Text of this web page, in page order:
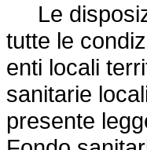
Le
tutte le
enti locali
sanitarie
presente